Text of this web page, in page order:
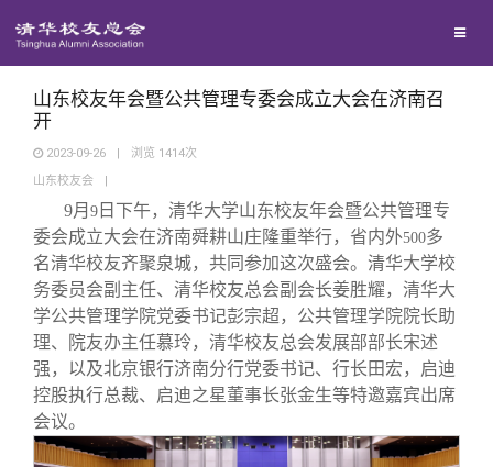
地区联络
年级联络
院系校友工作
专业委员会
兴趣群体
回馈母校
捐赠项目
捐赠新闻
捐赠纪事
捐赠方法
媒体平台
《清华校友通讯》
《水木清华》
我要订阅
百年清华
清华人物
清华故事
校友服务
终身学习
校友总会
山东校友年会暨公共管理专委会成立大会在济南召
开
2023-09-26 | 浏览 1414次
山东校友会
|
9月 9 日下午，清华大学山东校友年会暨公共管理专
委会成立大会在济南舜耕山庄隆重举行，省内外500多
名清华校友齐聚泉城，共同参加这次盛会。清华大学校
务委员会副主任、清华校友总会副会长姜胜耀，清华大
学公共管理学院党委书记彭宗超，公共管理学院院长助
理、院友办主任慕玲，清华校友总会发展部部长宋述
强，以及北京银行济南分行党委书记、行长田宏，启迪
控股执行总裁、启迪之星董事长张金生等特邀嘉宾出席
会议。